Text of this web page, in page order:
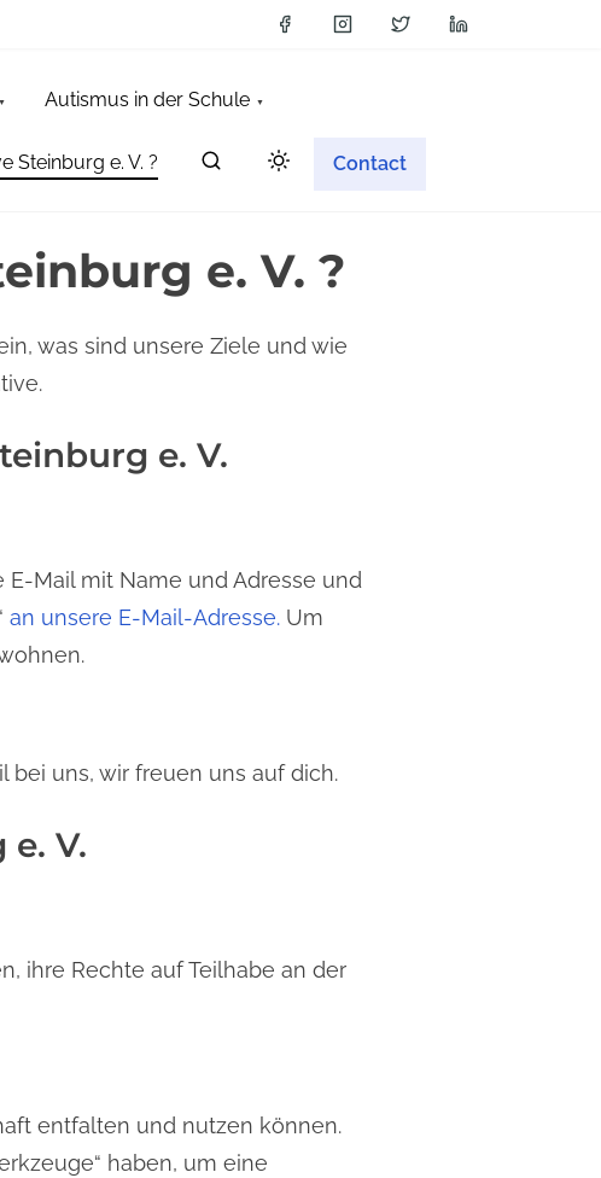
Autismus in der Schule
Steinburg e. V. ? Contact
e. V. ?
was sind unsere Ziele und wie
e. V.
Mail mit Name und Adresse und
an unsere E-Mail-Adresse. Um
bei uns, wir freuen uns auf dich.
V.
ihre Rechte auf Teilhabe an der
entfalten und nutzen können.
haben, um eine